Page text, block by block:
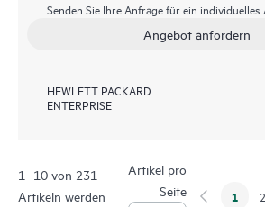
Senden Sie Ihre Anfrage für ein individuelles
Angebot anfordern
HEWLETT PACKARD
ENTERPRISE
1- 10 von 231
Artikeln werden
Artikel pro
Seite
1 2